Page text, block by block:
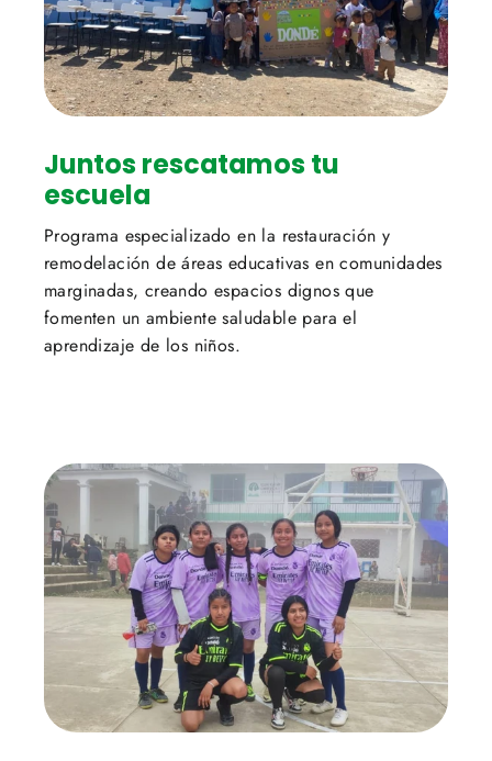
Juntos rescatamos tu
escuela
Programa especializado en la restauración y
remodelación de áreas educativas en comunidades
marginadas, creando espacios dignos que
fomenten un ambiente saludable para el
aprendizaje de los niños.